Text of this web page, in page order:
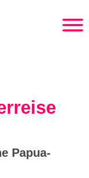
Papua-